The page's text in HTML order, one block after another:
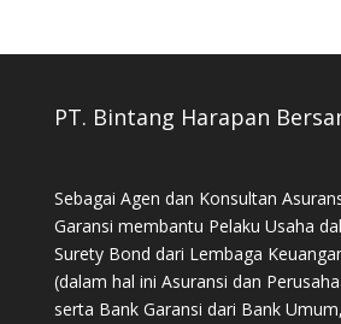
PT. Bintang Harapan
Sebagai Agen dan Konsultan
Garansi membantu Pelaku Usaha
Surety Bond dari Lembaga
(dalam hal ini Asuransi dan
serta Bank Garansi dari Bank